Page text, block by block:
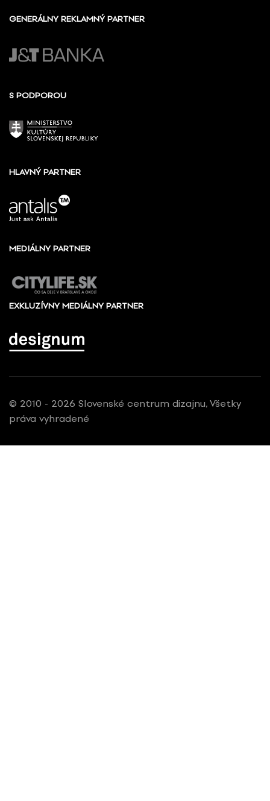
GENERÁLNY REKLAMNÝ PARTNER
S PODPOROU
HLAVNÝ PARTNER
MEDIÁLNY PARTNER
EXKLUZÍVNY MEDIÁLNY PARTNER
© 2010 - 2026 Slovenské centrum dizajnu, Všetky
práva vyhradené